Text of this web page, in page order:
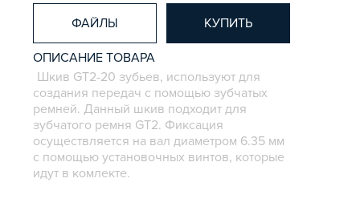
ФАЙЛЫ КУПИТЬ
ОПИСАНИЕ ТОВАРА
Шкив GT2-20 зубьев, используют для
создания передач с помощью зубчатых
ремней. Данный шкив подходит для
зубчатого ремня GT2. Фиксация
осуществляется на вал диаметром 6.35 мм
с помощью установочных винтов, которые
идут в комлекте.